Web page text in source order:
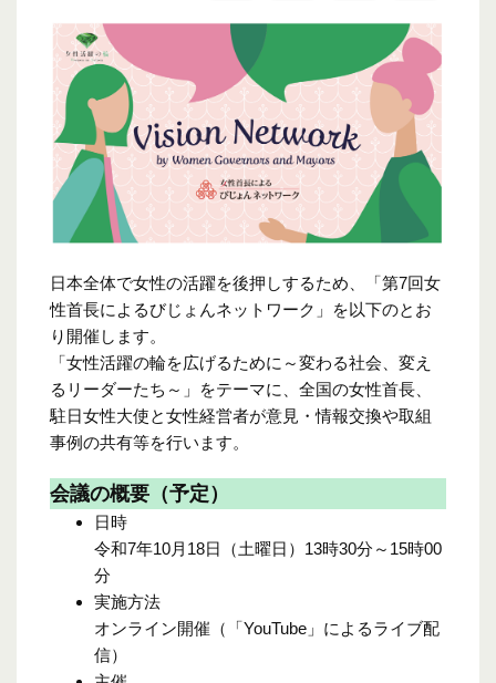
日本全体で女性の活躍を後押しするため、「第7回女
性首長によるびじょんネットワーク」を以下のとお
り開催します。
「女性活躍の輪を広げるために～変わる社会、変え
るリーダーたち～」をテーマに、全国の女性首長、
駐日女性大使と女性経営者が意見・情報交換や取組
事例の共有等を行います。
会議の概要（予定）
日時
令和7年10月18日（土曜日）13時30分～15時00
分
実施方法
オンライン開催（「YouTube」によるライブ配
信）